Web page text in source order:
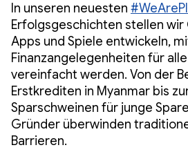
In unseren neuesten
Erfolgsgeschichten stellen wir
Apps und Spiele entwickeln,
Finanzangelegenheiten für alle
vereinfacht werden. Von der
Erstkrediten in Myanmar bis
Sparschweinen für junge
Gründer überwinden
Barrieren.